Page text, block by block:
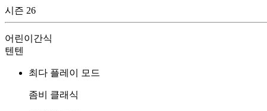
시즌 26
어린이간식
텐텐
최다 플레이 모드
좀비 클래식